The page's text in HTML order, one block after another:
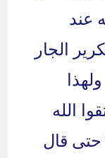
عند
الجار
الله
حتى قال